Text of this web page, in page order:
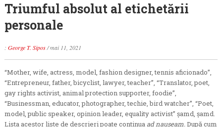
Triumful absolut al etichetării
personale
: George T. Sipos/mai 11, 2021
“Mother, wife, actress, model, fashion designer, tennis aficionado”,
“Entrepreneur, father, bicyclist, lawyer, teacher”, “Translator, poet,
gay rights activist, animal protection supporter, foodie”,
“Businessman, educator, photographer, techie, bird watcher”, “Poet,
model, public speaker, opinion leader, equality activist” şamd, şamd.
Lista acestor liste de descrieri poate continua ad nauseam.După cum